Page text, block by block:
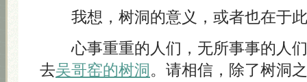
我想，树洞的意义，或者也在于
心事重重的人们，无所事事的人们
去吴哥窑的树洞。请相信，除了树洞